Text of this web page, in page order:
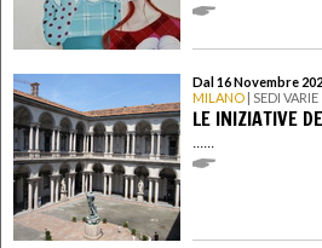
Dal 16 Novembre
MILANO | SEDI VARIE
LE INIZIATIVE